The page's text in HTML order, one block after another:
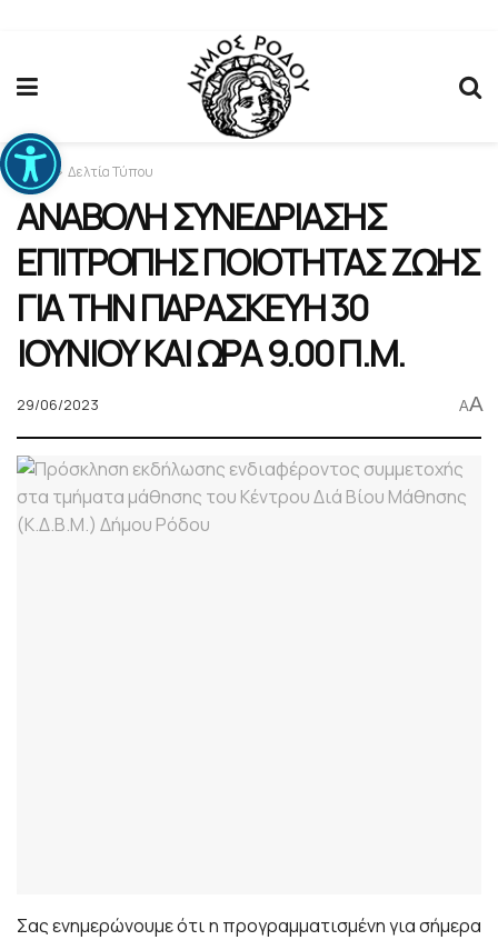
Ανοίξτε τη γραμμή εργαλείων
Home Δελτία Τύπου
ΑΝΑΒΟΛΗ ΣΥΝΕΔΡΙΑΣΗΣ
ΕΠΙΤΡΟΠΗΣ ΠΟΙΟΤΗΤΑΣ ΖΩΗΣ
ΓΙΑ ΤΗΝ ΠΑΡΑΣΚΕΥΗ 30
ΙΟΥΝΙΟΥ ΚΑΙ ΩΡΑ 9.00 Π.Μ.
29/06/2023 AA
Σας ενημερώνουμε ότι η προγραμματισμένη για σήμερα